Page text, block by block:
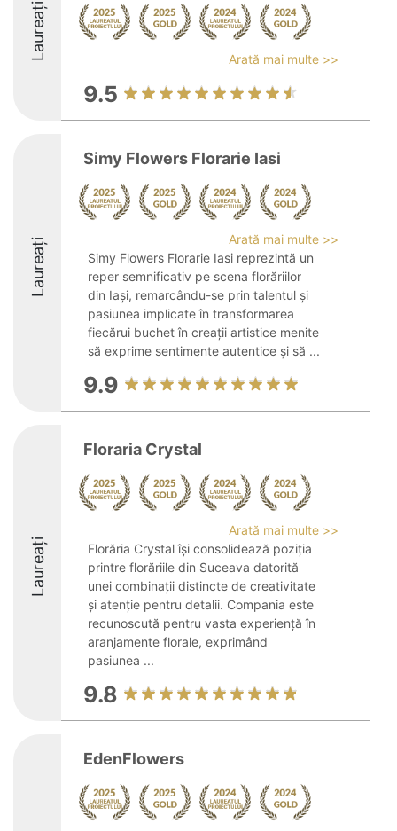
Laureați Arată mai multe >>
9.5
Laureați
Simy Flowers Florarie Iasi
Arată mai multe >>
Simy Flowers Florarie Iasi reprezintă un
reper semnificativ pe scena florăriilor
din Iași, remarcându-se prin talentul și
pasiunea implicate în transformarea
fiecărui buchet în creații artistice menite
să exprime sentimente autentice și să ...
9.9
Laureați
Floraria Crystal
Arată mai multe >>
Florăria Crystal își consolidează poziția
printre florăriile din Suceava datorită
unei combinații distincte de creativitate
și atenție pentru detalii. Compania este
recunoscută pentru vasta experiență în
aranjamente florale, exprimând
pasiunea ...
9.8
EdenFlowers